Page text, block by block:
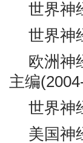
世界神
世界神
欧洲神
主编
世界神
美国神